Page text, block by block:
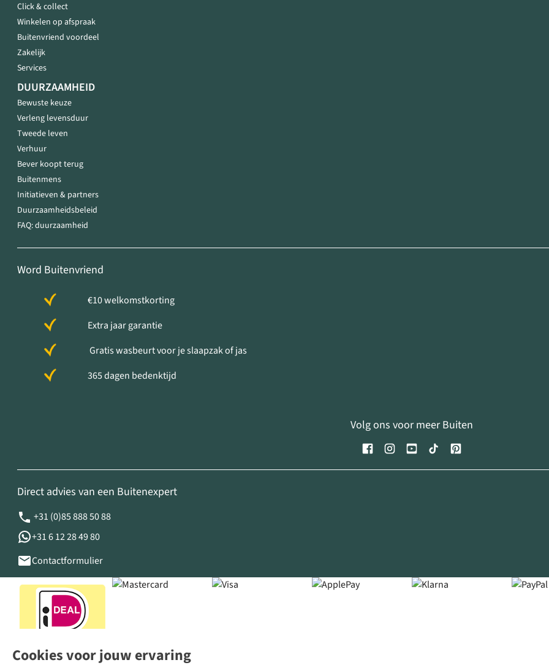
Cookies voor jouw ervaring
Click & collect
Winkelen op afspraak
Buitenvriend voordeel
Zakelijk
Services
DUURZAAMHEID
Bewuste keuze
Verleng levensduur
Tweede leven
Verhuur
Bever koopt terug
Buitenmens
Initiatieven & partners
Duurzaamheidsbeleid
FAQ: duurzaamheid
Word Buitenvriend
€10 welkomstkorting
Extra jaar garantie
Gratis wasbeurt voor je slaapzak of jas
365 dagen bedenktijd
Volg ons voor meer Buiten
Direct advies van een Buitenexpert
+31 (0)85 888 50 88
+31 6 12 28 49 80
Contactformulier